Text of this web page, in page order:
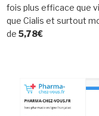
fois plus efficace que
que Cialis et surtout
de 5,78€